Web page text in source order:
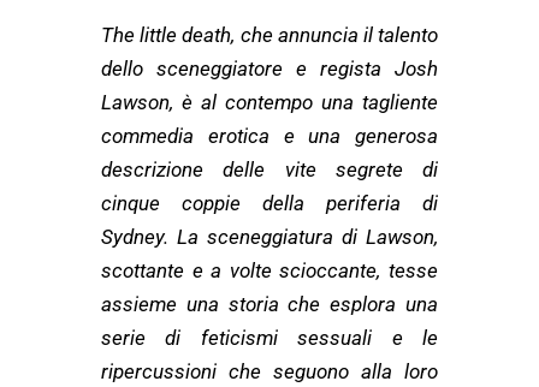
The little death, che annuncia il talento
dello sceneggiatore e regista Josh
Lawson, è al contempo una tagliente
commedia erotica e una generosa
descrizione delle vite segrete di
cinque coppie della periferia di
Sydney. La sceneggiatura di Lawson,
scottante e a volte scioccante, tesse
assieme una storia che esplora una
serie di feticismi sessuali e le
ripercussioni che seguono alla loro